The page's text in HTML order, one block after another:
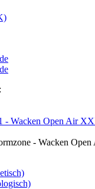
- Wacken Open Air
- Wacken